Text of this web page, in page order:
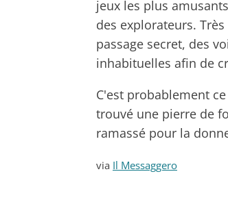
jeux les plus
des explorateurs.
passage secret, des
inhabituelles afin de
C'est probablement
trouvé une pierre de
ramassé pour la
via Il Messaggero